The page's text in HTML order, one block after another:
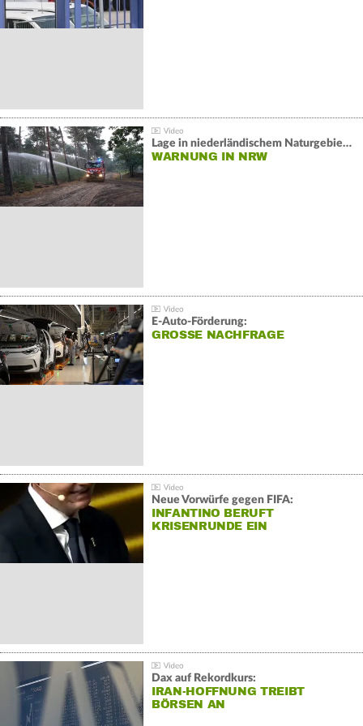
Lage in niederländischem Naturgebiet stabil
WARNUNG IN NRW
E-Auto-Förderung:
GROSSE NACHFRAGE
Neue Vorwürfe gegen FIFA:
INFANTINO BERUFT
KRISENRUNDE EIN
Dax auf Rekordkurs:
IRAN-HOFFNUNG TREIBT
BÖRSEN AN